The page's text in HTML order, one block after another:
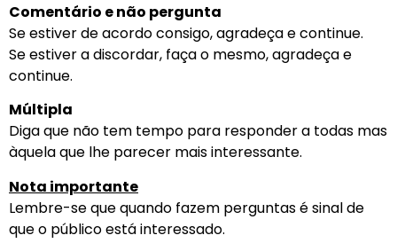
Comentário e não pergunta
Se estiver de acordo consigo, agradeça e continue.
Se estiver a discordar, faça o mesmo, agradeça e
continue.
Múltipla
Diga que não tem tempo para responder a todas mas
àquela que lhe parecer mais interessante.
Nota importante
Lembre-se que quando fazem perguntas é sinal de
que o público está interessado.